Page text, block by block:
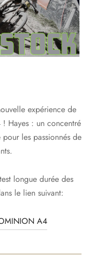
expérience de
Hayes : un concentré
les passionnés de
longue durée des
le lien suivant:
A4